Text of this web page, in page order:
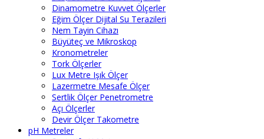
Dinamometre Kuvvet Ölçerler
Eğim Ölçer Dijital Su Terazileri
Nem Tayin Cihazı
Büyüteç ve Mikroskop
Kronometreler
Tork Ölçerler
Lux Metre Işık Ölçer
Lazermetre Mesafe Ölçer
Sertlik Ölçer Penetrometre
Açı Ölçerler
Devir Ölçer Takometre
pH Metreler